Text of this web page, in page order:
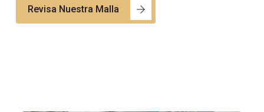
Revisa Nuestra Malla